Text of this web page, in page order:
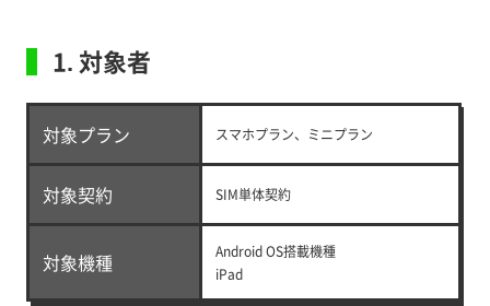
1. 対象者
対象プラン スマホプラン、ミニプラン
対象契約 SIM単体契約
対象機種
Android OS搭載機種
iPad